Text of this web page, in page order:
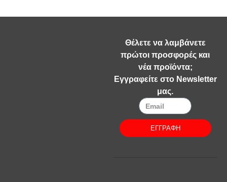
Θέλετε να λαμβάνετε
πρώτοι προσφορές και
νέα προϊόντα;
Εγγραφείτε στο Newsletter
μας.
ΕΓΓΡΑΦΗ